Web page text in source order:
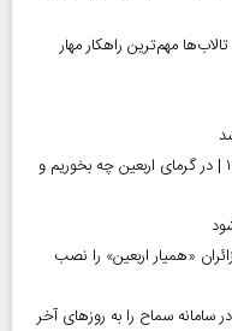
مهم‌ترین راهکار مهار
توصیه‌های تغذیه‌ای برای زائران اربعین ۱۴۰۵ | در گرمای اربعین چه بخوریم و
«همیار اربعین» را نصب
| ثبت‌نام در سامانه سماح را به روز‌های آخر